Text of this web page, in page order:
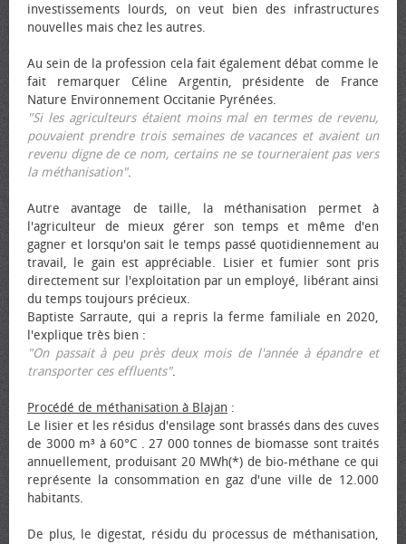
investissements lourds, on veut bien des infrastructures
nouvelles mais chez les autres.
Au sein de la profession cela fait également débat comme le
fait remarquer Céline Argentin, présidente de France
Nature Environnement Occitanie Pyrénées.
"Si les agriculteurs étaient moins mal en termes de revenu,
pouvaient prendre trois semaines de vacances et avaient un
revenu digne de ce nom, certains ne se tourneraient pas vers
la méthanisation".
Autre avantage de taille, la méthanisation permet à
l'agriculteur de mieux gérer son temps et même d'en
gagner et lorsqu'on sait le temps passé quotidiennement au
travail, le gain est appréciable. Lisier et fumier sont pris
directement sur l'exploitation par un employé, libérant ainsi
du temps toujours précieux.
Baptiste Sarraute, qui a repris la ferme familiale en 2020,
l'explique très bien :
"On passait à peu près deux mois de l'année à épandre et
transporter ces effluents".
Procédé de méthanisation à Blajan :
Le lisier et les résidus d'ensilage sont brassés dans des cuves
de 3000 m³ à 60°C . 27 000 tonnes de biomasse sont traités
annuellement, produisant 20 MWh(*) de bio-méthane ce qui
représente la consommation en gaz d'une ville de 12.000
habitants.
De plus, le digestat, résidu du processus de méthanisation,